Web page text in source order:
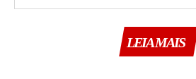
LEIA MAIS